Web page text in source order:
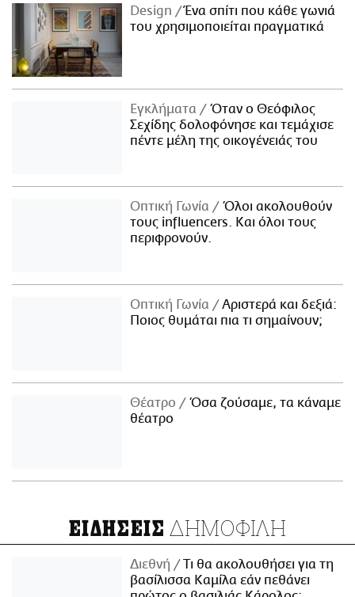
Design
Ένα σπίτι που κάθε γωνιά
του χρησιμοποιείται πραγματικά
Εγκλήματα
Όταν ο Θεόφιλος
Σεχίδης δολοφόνησε και τεμάχισε
πέντε μέλη της οικογένειάς του
Οπτική Γωνία
Όλοι ακολουθούν
τους influencers. Και όλοι τους
περιφρονούν.
Οπτική Γωνία
Αριστερά και δεξιά:
Ποιος θυμάται πια τι σημαίνουν;
Θέατρο
Όσα ζούσαμε, τα κάναμε
θέατρο
ΕΙΔΗΣΕΙΣ ΔΗΜΟΦΙΛΗ
Διεθνή
Τι θα ακολουθήσει για τη
βασίλισσα Καμίλα εάν πεθάνει